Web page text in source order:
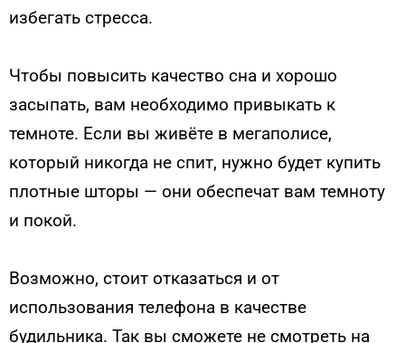
избегать стресса.
Чтобы повысить качество сна и хорошо
засыпать, вам необходимо привыкать к
темноте. Если вы живёте в мегаполисе,
который никогда не спит, нужно будет купить
плотные шторы — они обеспечат вам темноту
и покой.
Возможно, стоит отказаться и от
использования телефона в качестве
будильника. Так вы сможете не смотреть на